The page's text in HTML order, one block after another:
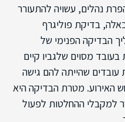
נהלים, עשויה להתעורר
בדיקת פוליגרף
הבדיקה הפנימי של
מסוים שלגביו קיים
שהייתה להם גישה
האירוע. מטרת הבדיקה היא
למקבלי ההחלטות לפעול